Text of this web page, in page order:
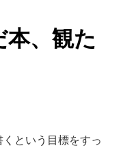
、観た
という目標をすっ